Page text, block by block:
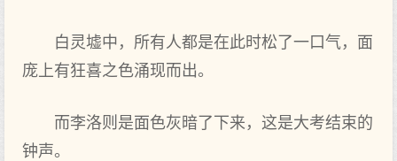
白灵墟中，所有人都是在此时松了一口气，面
庞上有狂喜之色涌现而出。
而李洛则是面色灰暗了下来，这是大考结束的
钟声。